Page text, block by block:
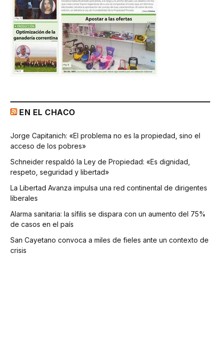
EN EL CHACO
Jorge Capitanich: «El problema no es la propiedad, sino el
acceso de los pobres»
Schneider respaldó la Ley de Propiedad: «Es dignidad,
respeto, seguridad y libertad»
La Libertad Avanza impulsa una red continental de dirigentes
liberales
Alarma sanitaria: la sífilis se dispara con un aumento del 75%
de casos en el país
San Cayetano convoca a miles de fieles ante un contexto de
crisis